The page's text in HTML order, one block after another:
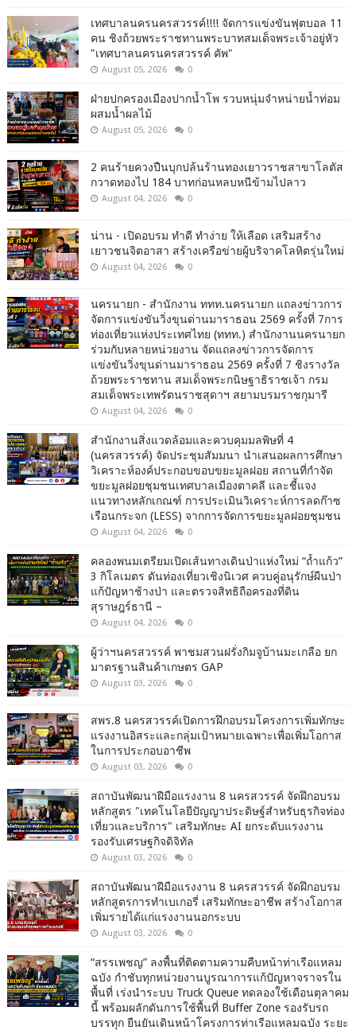
เทศบาลนครนครสวรรค์!!!! จัดการแข่งขันฟุตบอล 11
คน ชิงถ้วยพระราชทานพระบาทสมเด็จพระเจ้าอยู่หัว
"เทศบาลนครนครสวรรค์ คัพ"
August 05, 2026 0
ฝ่ายปกครองเมืองปากน้ำโพ รวบหนุ่มจำหน่ายน้ำท่อม
ผสมน้ำผลไม้
August 05, 2026 0
2 คนร้ายควงปืนบุกปล้นร้านทองเยาวราชสาขาโลตัส
กวาดทองไป 184 บาทก่อนหลบหนีข้ามไปลาว
August 04, 2026 0
น่าน - เปิดอบรม ทำดี ทำง่าย ให้เลือด เสริมสร้าง
เยาวชนจิตอาสา สร้างเครือข่ายผู้บริจาคโลหิตรุ่นใหม่
August 04, 2026 0
นครนายก - สำนักงาน ททท.นครนายก แถลงข่าวการ
จัดการแข่งขันวิ่งขุนด่านมาราธอน 2569 ครั้งที่ 7การ
ท่องเที่ยวแห่งประเทศไทย (ททท.) สำนักงานนครนายก
ร่วมกับหลายหน่วยงาน จัดแถลงข่าวการจัดการ
แข่งขันวิ่งขุนด่านมาราธอน 2569 ครั้งที่ 7 ชิงรางวัล
ถ้วยพระราชทาน สมเด็จพระกนิษฐาธิราชเจ้า กรม
สมเด็จพระเทพรัตนราชสุดาฯ สยามบรมราชกุมารี
August 04, 2026 0
สำนักงานสิ่งแวดล้อมและควบคุมมลพิษที่ 4
(นครสวรรค์) จัดประชุมสัมมนา นำเสนอผลการศึกษา
วิเคราะห์องค์ประกอบขอบขยะมูลฝอย สถานที่กำจัด
ขยะมูลฝอยชุมชนเทศบาลเมืองตาคลี และชี้แจง
แนวทางหลักเกณฑ์ การประเมินวิเคราะห์การลดก๊าซ
เรือนกระจก (LESS) จากการจัดการขยะมูลฝอยชุมชน
August 04, 2026 0
คลองพนมเตรียมเปิดเส้นทางเดินป่าแห่งใหม่ “ถ้ำแก้ว”
3 กิโลเมตร ดันท่องเที่ยวเชิงนิเวศ ควบคู่อนุรักษ์ผืนป่า
แก้ปัญหาช้างป่า และตรวจสิทธิถือครองที่ดิน
สุราษฎร์ธานี –
August 04, 2026 0
ผู้ว่าฯนครสวรรค์ พาชมสวนฝรั่งกิมจูบ้านมะเกลือ ยก
มาตรฐานสินค้าเกษตร GAP
August 03, 2026 0
สพร.8 นครสวรรค์เปิดการฝึกอบรมโครงการเพิ่มทักษะ
แรงงานอิสระและกลุ่มเป้าหมายเฉพาะเพื่อเพิ่มโอกาส
ในการประกอบอาชีพ
August 03, 2026 0
สถาบันพัฒนาฝีมือแรงงาน 8 นครสวรรค์ จัดฝึกอบรม
หลักสูตร "เทคโนโลยีปัญญาประดิษฐ์สำหรับธุรกิจท่อง
เที่ยวและบริการ" เสริมทักษะ AI ยกระดับแรงงาน
รองรับเศรษฐกิจดิจิทัล
August 03, 2026 0
สถาบันพัฒนาฝีมือแรงงาน 8 นครสวรรค์ จัดฝึกอบรม
หลักสูตรการทำเบเกอรี่ เสริมทักษะอาชีพ สร้างโอกาส
เพิ่มรายได้แก่แรงงานนอกระบบ
August 03, 2026 0
“สรรเพชญ” ลงพื้นที่ติดตามความคืบหน้าท่าเรือแหลม
ฉบัง กำชับทุกหน่วยงานบูรณาการแก้ปัญหาจราจรใน
พื้นที่ เร่งนำระบบ Truck Queue ทดลองใช้เดือนตุลาคม
นี้ พร้อมผลักดันการใช้พื้นที่ Buffer Zone รองรับรถ
บรรทุก ยืนยันเดินหน้าโครงการท่าเรือแหลมฉบัง ระยะ